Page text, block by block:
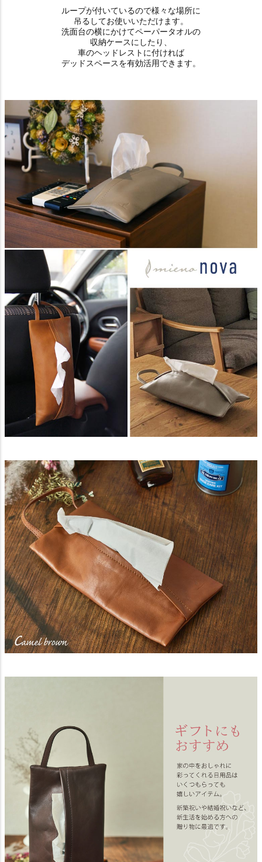
ループが付いているので様々な場所に
吊るしてお使いいただけます。
洗面台の横にかけてペーパータオルの
収納ケースにしたり、
車のヘッドレストに付ければ
デッドスペースを有効活用できます。